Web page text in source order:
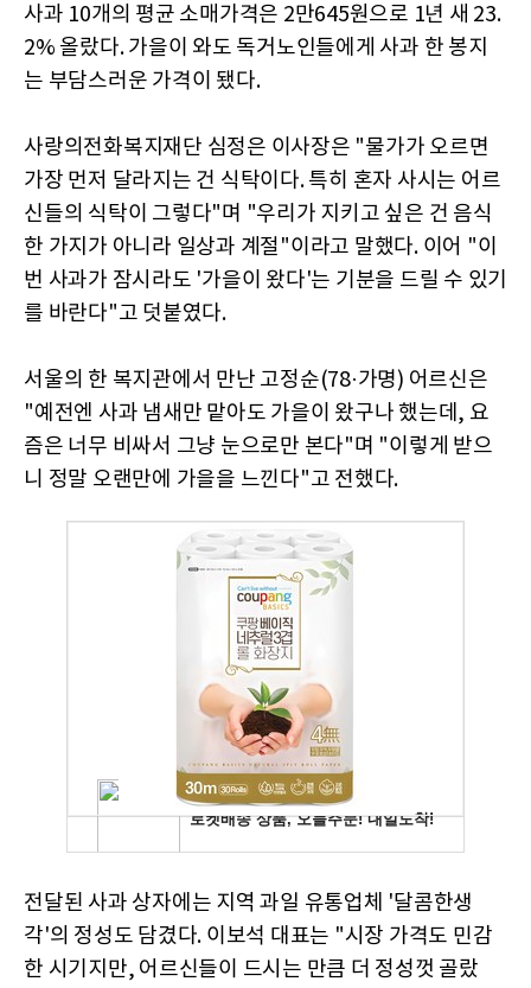
사과 10개의 평균 소매가격은 2만645원으로 1년 새 23.
2% 올랐다. 가을이 와도 독거노인들에게 사과 한 봉지
는 부담스러운 가격이 됐다.
사랑의전화복지재단 심정은 이사장은 "물가가 오르면
가장 먼저 달라지는 건 식탁이다. 특히 혼자 사시는 어르
신들의 식탁이 그렇다"며 "우리가 지키고 싶은 건 음식
한 가지가 아니라 일상과 계절"이라고 말했다. 이어 "이
번 사과가 잠시라도 '가을이 왔다'는 기분을 드릴 수 있기
를 바란다"고 덧붙였다.
서울의 한 복지관에서 만난 고정순(78·가명) 어르신은
"예전엔 사과 냄새만 맡아도 가을이 왔구나 했는데, 요
즘은 너무 비싸서 그냥 눈으로만 본다"며 "이렇게 받으
니 정말 오랜만에 가을을 느낀다"고 전했다.
전달된 사과 상자에는 지역 과일 유통업체 '달콤한생
각'의 정성도 담겼다. 이보석 대표는 "시장 가격도 민감
한 시기지만, 어르신들이 드시는 만큼 더 정성껏 골랐